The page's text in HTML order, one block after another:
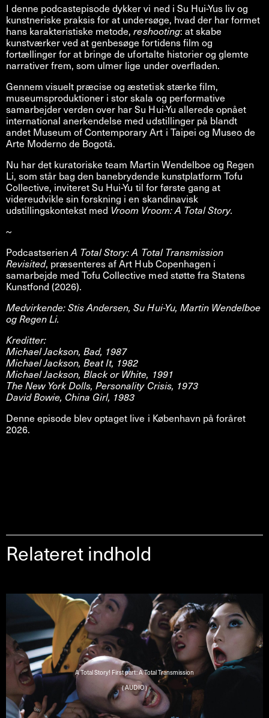
I denne podcastepisode dykker vi ned i Su Hui-Yus liv og
kunstneriske praksis for at undersøge, hvad der har formet
hans karakteristiske metode,reshooting: at skabe
kunstværker ved at genbesøge fortidens film og
fortællinger for at bringe de ufortalte historier og glemte
narrativer frem, som ulmer lige under overfladen.
Gennem visuelt præcise og æstetisk stærke film,
museumsproduktioner i stor skala og performative
samarbejder verden over har Su Hui-Yu allerede opnået
international anerkendelse med udstillinger på blandt
andet Museum of Contemporary Art i Taipei og Museo de
Arte Moderno de Bogotá.
Nu har det kuratoriske team Martin Wendelboe og Regen
Li, som står bag den banebrydende kunstplatform Tofu
Collective, inviteret Su Hui-Yu til for første gang at
videreudvikle sin forskning i en skandinavisk
udstillingskontekst med Vroom Vroom: A Total Story.
~
PodcastserienA Total Story: A Total Transmission
Revisited, præsenteres af Art Hub Copenhagen i
samarbejde med Tofu Collective med støtte fra Statens
Kunstfond (2026).
Medvirkende: Stis Andersen, Su Hui-Yu, Martin Wendelboe
og Regen Li.
Kreditter:
Michael Jackson, Bad, 1987
Michael Jackson, Beat It, 1982
Michael Jackson, Black or White, 1991
The New York Dolls, Personality Crisis, 1973
David Bowie, China Girl, 1983
Denne episode blev optaget live i København på foråret
2026.
Relateret indhold
A Total Story! First part: A Total Transmission
( AUDIO )